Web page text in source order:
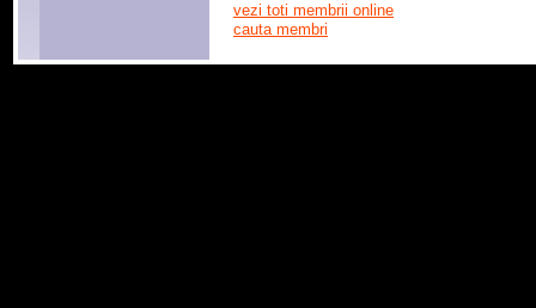
vezi toti membrii online
cauta membri